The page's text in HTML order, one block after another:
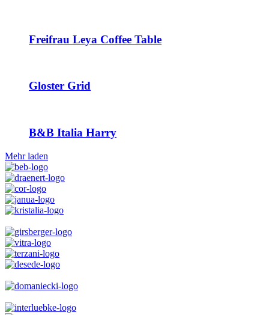
Freifrau Leya Coffee Table
Gloster Grid
B&B Italia Harry
Mehr laden